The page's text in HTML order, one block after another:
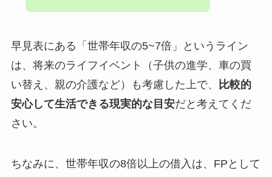
早見表にある「世帯年収の5~7倍」というライン
は、将来のライフイベント（子供の進学、車の買
い替え、親の介護など）も考慮した上で、
比較的
安心して生活できる現実的な目安だと考えてくだ
さい。
ちなみに、世帯年収の8倍以上の借入は、FPとして